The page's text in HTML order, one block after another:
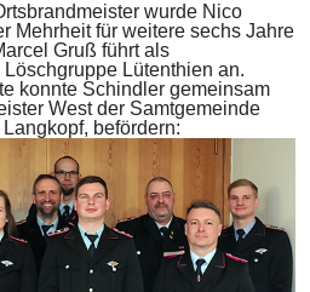
wurde Nico
Mehrheit für weitere sechs Jahre
Gruß führt als
Lütenthien an.
konnte Schindler gemeinsam
West der Samtgemeinde
befördern: